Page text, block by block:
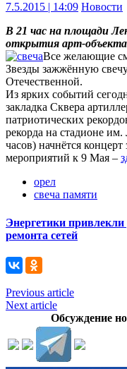
7.5.2015 | 14:09 Новости
В 21 час на площади
открытия арт-объекта
Все желающие
Звезды зажжённую
Отечественной.
Из ярких событий
закладка Сквера
патриотических
рекорда на стадионе
часов) начнётся
мероприятий к 9 Мая –
орел
свеча памяти
Энергетики
ремонта сетей
Previous article
Next article
Обсуждение